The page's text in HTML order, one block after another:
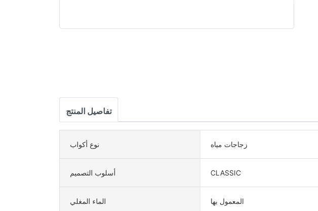
تفاصيل المنتج
نوع أكواب زجاجات مياه
أسلوب التصميم CLASSIC
الماء المغلي المعمول بها